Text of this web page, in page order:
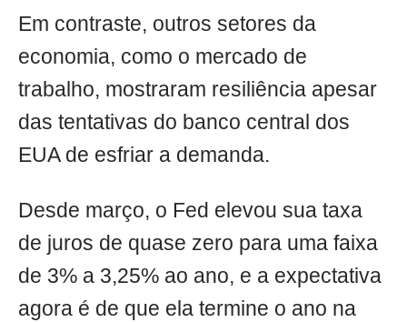
Em contraste, outros setores da
economia, como o mercado de
trabalho, mostraram resiliência apesar
das tentativas do banco central dos
EUA de esfriar a demanda.
Desde março, o Fed elevou sua taxa
de juros de quase zero para uma faixa
de 3% a 3,25% ao ano, e a expectativa
agora é de que ela termine o ano na